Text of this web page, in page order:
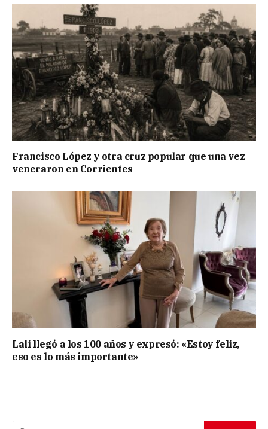
Francisco López y otra cruz popular que una vez
veneraron en Corrientes
Lali llegó a los 100 años y expresó: «Estoy feliz,
eso es lo más importante»